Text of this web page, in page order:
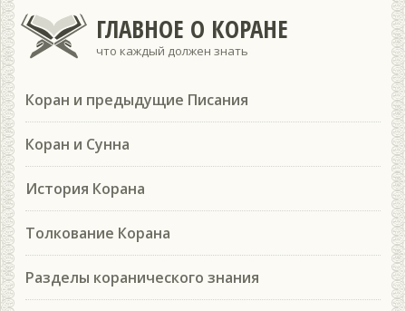
ГЛАВНОЕ О КОРАНЕ
что каждый должен знать
Коран и предыдущие Писания
Коран и Сунна
История Корана
Толкование Корана
Разделы коранического знания